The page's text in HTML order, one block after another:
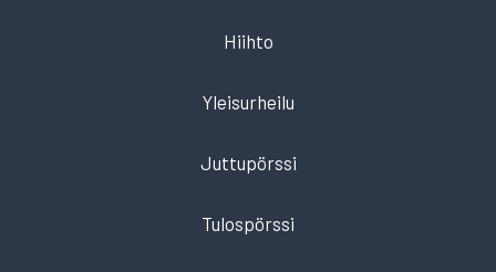
Hiihto
Yleisurheilu
Juttupörssi
Tulospörssi